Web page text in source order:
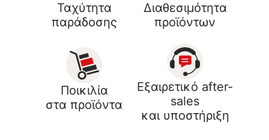
Ταχύτητα
παράδοσης
Διαθεσιμότητα
προϊόντων
Ποικιλία
στα προϊόντα
Εξαιρετικό after-
sales
και υποστήριξη